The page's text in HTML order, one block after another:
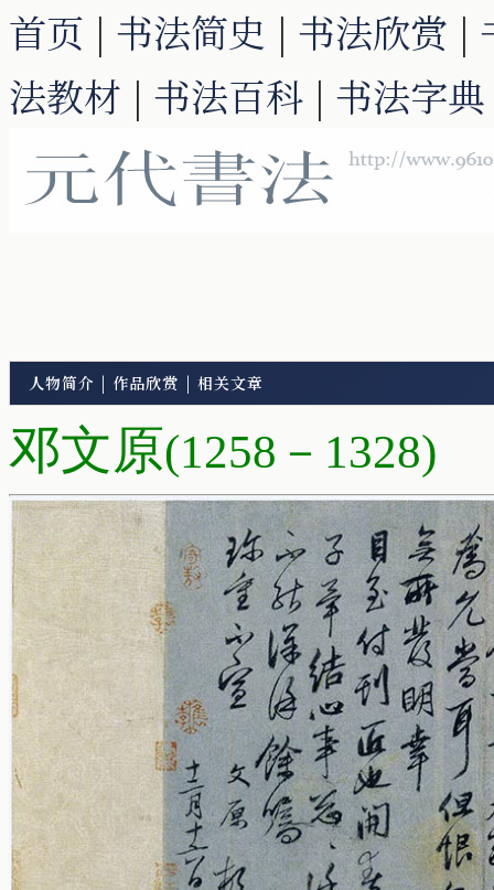
首页 | 书法简史 | 书法欣赏 |
法教材 | 书法百科 | 书法字典
人物简介 | 作品欣赏 | 相关文章
邓文原(1258－1328)